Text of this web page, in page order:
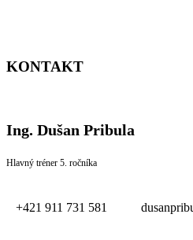
KONTAKT
Ing. Dušan Pribula
Hlavný tréner 5. ročníka
+421 911 731 581